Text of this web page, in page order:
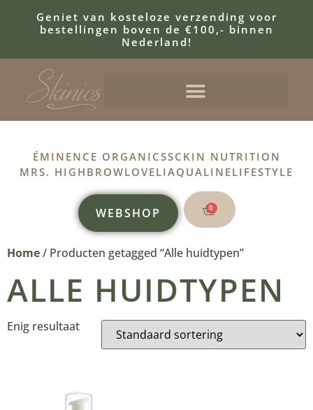
Geniet van kosteloze verzending voor
bestellingen boven de €100,- binnen
Nederland!
ÉMINENCE ORGANICSSCKIN NUTRITION
MRS. HIGHBROWLOVELIAQUALINELIFESTYLE
WEBSHOP 0
Home/ Producten getagged “Alle huidtypen”
ALLE HUIDTYPEN
Enig resultaat